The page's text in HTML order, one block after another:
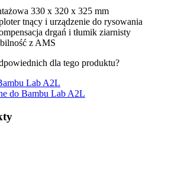
330 x 320 x 325 mm
tnący i urządzenie do rysowania
drgań i tłumik ziarnisty
z AMS
dla tego produktu?
Lab A2L
do Bambu Lab A2L